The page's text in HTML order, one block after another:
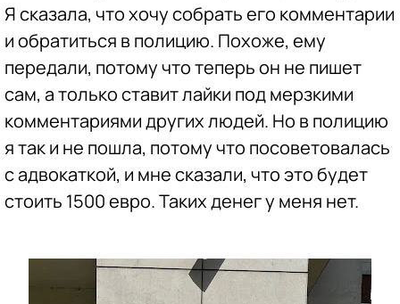
Я сказала, что хочу собрать его комментарии
и обратиться в полицию. Похоже, ему
передали, потому что теперь он не пишет
сам, а только ставит лайки под мерзкими
комментариями других людей. Но в полицию
я так и не пошла, потому что посоветовалась
с адвокаткой, и мне сказали, что это будет
стоить 1500 евро. Таких денег у меня нет.